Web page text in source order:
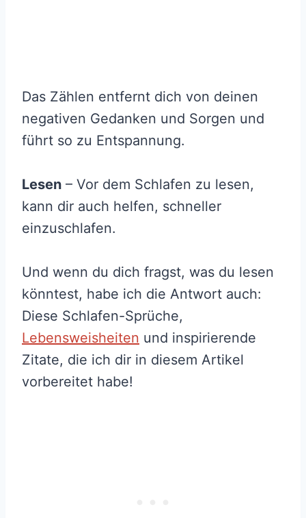
Das Zählen entfernt dich von deinen
negativen Gedanken und Sorgen und
führt so zu Entspannung.
Lesen – Vor dem Schlafen zu lesen,
kann dir auch helfen, schneller
einzuschlafen.
Und wenn du dich fragst, was du lesen
könntest, habe ich die Antwort auch:
Diese Schlafen-Sprüche,
Lebensweisheiten und inspirierende
Zitate, die ich dir in diesem Artikel
vorbereitet habe!